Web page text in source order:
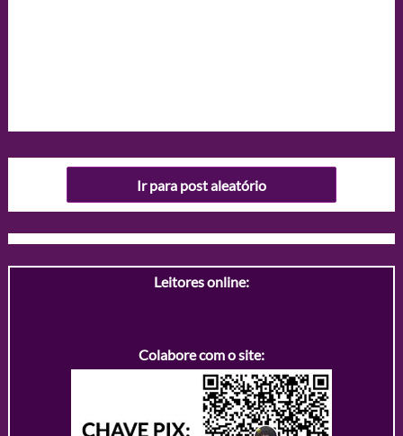
Ir para post aleatório
Leitores online:
Colabore com o site: